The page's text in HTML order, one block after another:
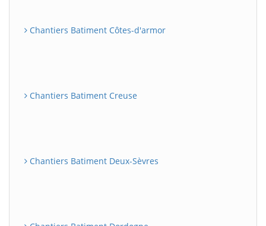
Chantiers Batiment Côtes-d'armor
Chantiers Batiment Creuse
Chantiers Batiment Deux-Sèvres